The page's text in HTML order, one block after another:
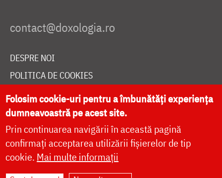
DESPRE NOI
POLITICA DE COOKIES
DONEAZĂ ONLINE PENTRU CATEDRALA NAȚIONALĂ
LIVE
Folosim cookie-uri pentru a îmbunătăți experiența
dumneavoastră pe acest site.
Prin continuarea navigării în această pagină
confirmați acceptarea utilizării fișierelor de tip
cookie. Mai multe informații